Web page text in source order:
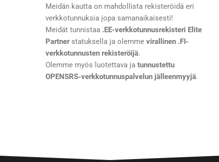
Meidän kautta on mahdollista rekisteröidä eri
verkkotunnuksia jopa samanaikaisesti!
Meidät tunnistaa .EE-verkkotunnusrekisteri Elite
Partnerstatuksella ja olemmevirallinen .FI-
verkkotunnusten rekisteröijä.
Olemme myös luotettava jatunnustettu
OPENSRS-verkkotunnuspalvelun jälleenmyyjä.